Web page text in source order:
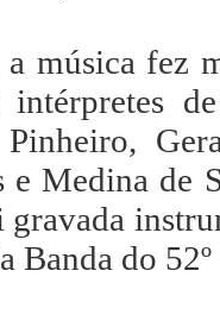
música fez
e Medina de
Banda do